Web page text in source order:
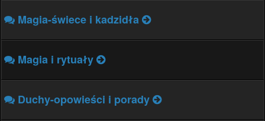
Magia-świece i kadzidła
Magia i rytuały
Duchy-opowieści i porady